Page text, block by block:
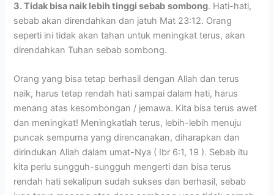
3. Tidak bisa naik lebih tinggi sebab sombong. Hati-hati,
sebab akan direndahkan dan jatuh Mat 23:12. Orang
seperti ini tidak akan tahan untuk meningkat terus, akan
direndahkan Tuhan sebab sombong.
Orang yang bisa tetap berhasil dengan Allah dan terus
naik, harus tetap rendah hati sampai dalam hati, harus
menang atas kesombongan / jemawa. Kita bisa terus awet
dan meningkat! Meningkatlah terus, lebih-lebih menuju
puncak sempurna yang direncanakan, diharapkan dan
dirindukan Allah dalam umat-Nya ( Ibr 6:1, 19 ). Sebab itu
kita perlu sungguh-sungguh mengerti dan bisa terus
rendah hati sekalipun sudah sukses dan berhasil, sebab